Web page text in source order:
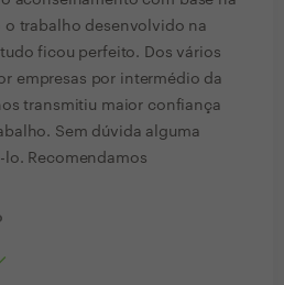
o trabalho desenvolvido na
ficou perfeito. Dos vários
empresas por intermédio da
transmitiu maior confiança
Sem dúvida alguma
Recomendamos